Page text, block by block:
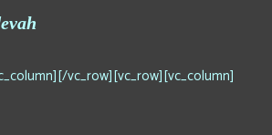
vc_row][vc_row][vc_column]